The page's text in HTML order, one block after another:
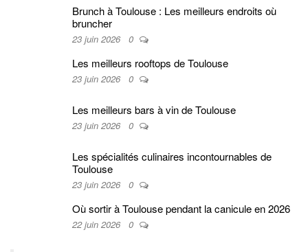
Brunch à Toulouse : Les meilleurs endroits où
bruncher
23 juin 2026 0
Les meilleurs rooftops de Toulouse
23 juin 2026 0
Les meilleurs bars à vin de Toulouse
23 juin 2026 0
Les spécialités culinaires incontournables de
Toulouse
23 juin 2026 0
Où sortir à Toulouse pendant la canicule en 2026
22 juin 2026 0